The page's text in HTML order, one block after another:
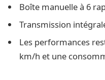
Boîte manuelle à 6
Transmission
Les performances
km/h et une